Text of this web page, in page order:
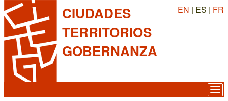
CIUDADES
TERRITORIOS
GOBERNANZA
EN | ES | FR